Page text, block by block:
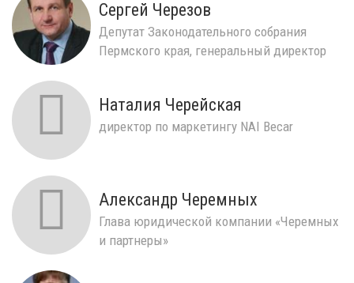
Сергей Черезов
Депутат Законодательного собрания
Пермского края, генеральный директор
Наталия Черейская
директор по маркетингу NAI Becar
Александр Черемных
Глава юридической компании «Черемных
и партнеры»